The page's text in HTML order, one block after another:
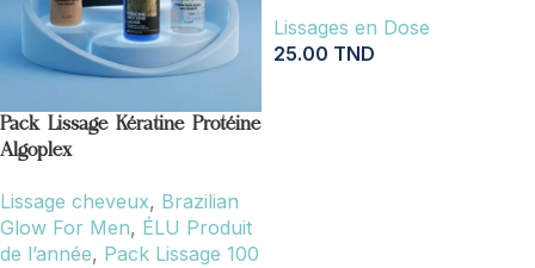
Pack Lissage Kératine Protéine
Algoplex
Lissage cheveux, Brazilian
Glow For Men, ÉLU Produit
de l’année, Pack Lissage 100
Lissages en Dose
25.00 TND